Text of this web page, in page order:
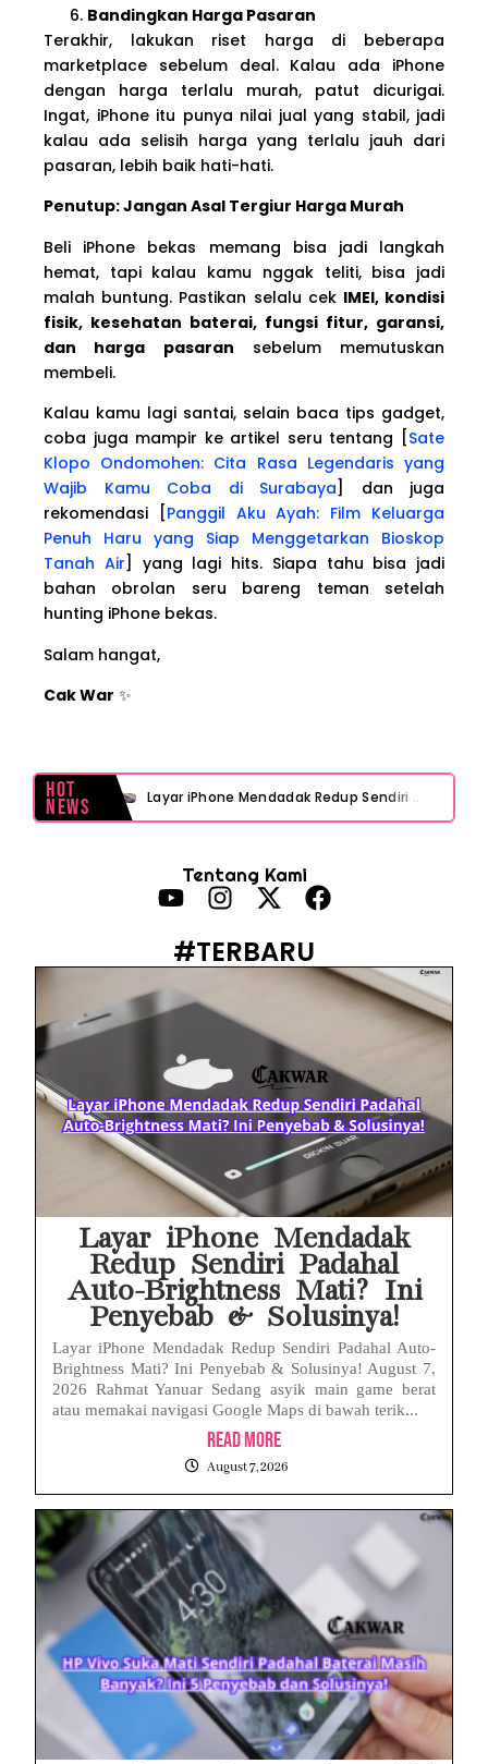
Bandingkan Harga Pasaran
Terakhir, lakukan riset harga di beberapa
marketplace sebelum deal. Kalau ada iPhone
dengan harga terlalu murah, patut dicurigai.
Ingat, iPhone itu punya nilai jual yang stabil, jadi
kalau ada selisih harga yang terlalu jauh dari
pasaran, lebih baik hati-hati.
Penutup: Jangan Asal Tergiur Harga Murah
Beli iPhone bekas memang bisa jadi langkah
hemat, tapi kalau kamu nggak teliti, bisa jadi
malah buntung. Pastikan selalu cek IMEI, kondisi
fisik, kesehatan baterai, fungsi fitur, garansi,
dan harga pasaran sebelum memutuskan
membeli.
Kalau kamu lagi santai, selain baca tips gadget,
coba juga mampir ke artikel seru tentang [Sate
Klopo Ondomohen: Cita Rasa Legendaris yang
Wajib Kamu Coba di Surabaya] dan juga
rekomendasi [Panggil Aku Ayah: Film Keluarga
Penuh Haru yang Siap Menggetarkan Bioskop
Tanah Air] yang lagi hits. Siapa tahu bisa jadi
bahan obrolan seru bareng teman setelah
hunting iPhone bekas.
Salam hangat,
Cak War ✨
Hot
News Layar iPhone Mendadak Redup Sendiri Padahal Auto-Brightness Mati? Ini Penyebab & Solusinya!
Prabowo Sebut ‘Londo Ireng’, Ray Rangkuti Desak DPR Bersikap, Ini Ulasan Politiknya
MAKI Soroti Penahanan Eks Jampidsus Febrie Adriansyah Tanpa Rompi Pink
Babak Baru Kasus Febrie Adriansyah, Rencana Praperadilan Penyitaan Emas dan Uang Tunai Jadi Sorotan
Baterai Apple Watch Cepat Boros? Ini Penyebab dan Cara Mengatasinya
HP Huawei Cepat Panas? Ini Penyebab Utama dan Cara Mengatasinya
Tentang Kami
#TERBARU
Layar iPhone Mendadak
Redup Sendiri Padahal
Auto-Brightness Mati? Ini
Penyebab & Solusinya!
Layar iPhone Mendadak Redup Sendiri Padahal Auto-
Brightness Mati? Ini Penyebab & Solusinya! August 7,
2026 Rahmat Yanuar Sedang asyik main game berat
atau memakai navigasi Google Maps di bawah terik...
Read More
August 7, 2026